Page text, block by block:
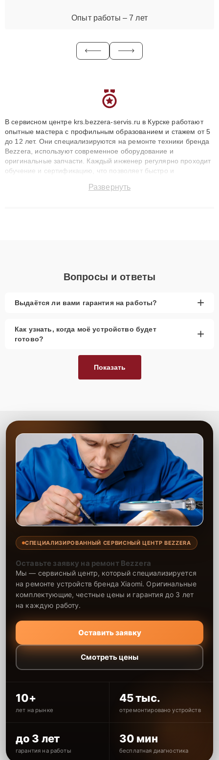
Опыт работы – 7 лет
В сервисном центре krs.bezzera-servis.ru в Курске работают
опытные мастера с профильным образованием и стажем от 5
до 12 лет. Они специализируются на ремонте техники бренда
Bezzera, используют современное оборудование и
оригинальные запчасти. Каждый инженер регулярно проходит
обучение и сертификацию, что позволяет быстро и
сохранением гарантии до 3 лет. Наши мастера решают
Развернуть
Вопросы и ответы
Выдаётся ли вами гарантия на работы? +
Как узнать, когда моё устройство будет
готово?
+
Показать
СПЕЦИАЛИЗИРОВАННЫЙ СЕРВИСНЫЙ ЦЕНТР BEZZERA
Оставьте заявку на ремонт Bezzera
Мы — сервисный центр, который специализируется
на ремонте устройств бренда Xiaomi. Оригинальные
комплектующие, честные цены и гарантия до 3 лет
на каждую работу.
Оставить заявку
Смотреть цены
10+
лет на рынке
45 тыс.
отремонтировано устройств
до 3 лет
гарантия на работы
30 мин
бесплатная диагностика